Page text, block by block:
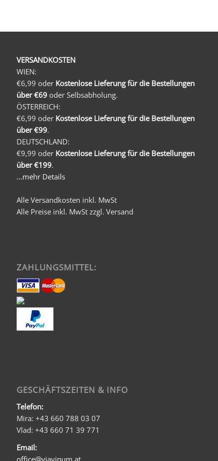
VERSANDKOSTEN
WIEN:
€6,99 oder Kostenlose Lieferung für die Bestellungen
über €69oder Selbsabholung.
ÖSTERREICH:
€6,99 oder Kostenlose Lieferung für die Bestellungen
über €99.
DEUTSCHLAND:
€9,99 oder Kostenlose Lieferung für die Bestellungen
über €199.
...mehr Details
Alle Versandkosten inkl. MwSt
Alle Preise inkl. MwSt zzgl. Versand
ZAHLUNGSMITTEL:
GESCHÄFTSZEITEN & INFO
Telefon:
Mira: +43 660 788 03 07
Vlad: +43 660 71 39 771
Email: